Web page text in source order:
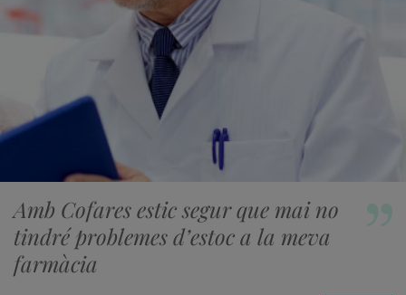
Amb Cofares estic segur que mai no
tindré problemes d’estoc a la meva
farmàcia